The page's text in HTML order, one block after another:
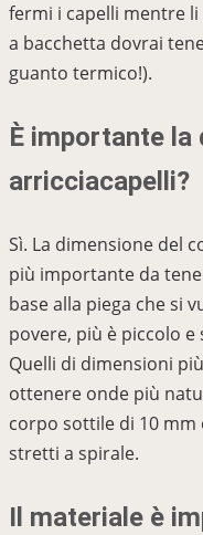
fermi i capelli mentre
a bacchetta dovrai
guanto termico!).
È importante
arricciacapelli?
Sì. La dimensione del
più importante da
base alla piega che si
povere, più è piccolo
Quelli di dimensioni
ottenere onde più
corpo sottile di 10
stretti a spirale.
Il materiale è